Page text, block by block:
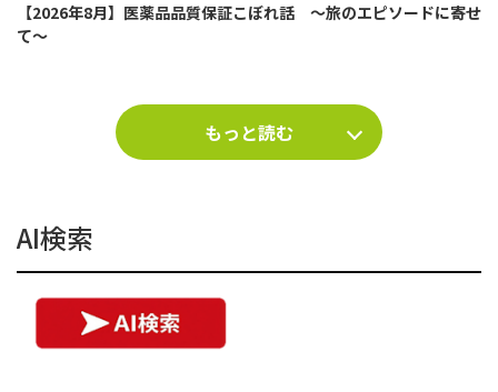
【2026年8月】医薬品品質保証こぼれ話 ～旅のエピソードに寄せ
て～
もっと読む
AI検索